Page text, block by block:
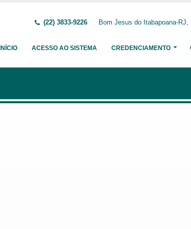
(22) 3833-9226 Bom Jesus do Itabapoana-
INÍCIO ACESSO AO SISTEMA CREDENCIAMENTO